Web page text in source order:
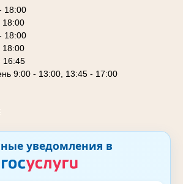
18:00
18:00
18:00
18:00
16:45
9:00 - 13:00, 13:45 - 17:00
уведомления в